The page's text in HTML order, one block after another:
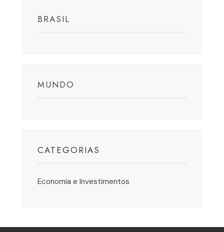
BRASIL
MUNDO
CATEGORIAS
Economia e Investimentos